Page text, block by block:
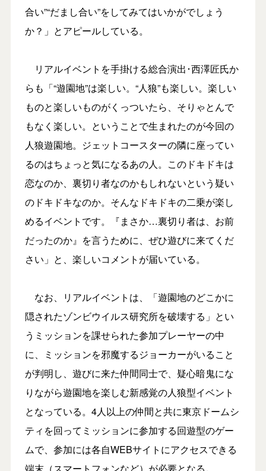
合い”“だまし合い”をしてみてはいかがでしょう
か？」とアピールしている。
リアルイベントを手掛ける総合演出･西澤匠氏か
らも「“遊園地”は楽しい。“人狼”も楽しい。楽しい
ものと楽しいものがくっついたら、そりゃとんで
もなく楽しい。ということで生まれたのが今回の
人狼遊園地。ジェットコースターの隣に座ってい
るのはちょっと気になるあの人。このドキドキは
恋なのか、裏切り者なのかもしれないという疑い
のドキドキなのか。そんなドキドキの二乗が楽し
めるイベントです。『まさか…裏切り者は、お前
だったのか』を言うために、ぜひ遊びに来てくだ
さい」と、楽しいコメントが届いている。
なお、リアルイベントは、「遊園地のどこかに
隠されたゾンビウイルス研究所を破壊する」とい
うミッションを課せられた参加プレーヤーの中
に、ミッションを邪魔するジョーカーがいること
が判明し、遊びに来た仲間同士で、疑心暗鬼にな
りながら遊園地を楽しむ新感覚の人狼型イベント
となっている。4人以上の仲間と共に東京ドームシ
ティを回ってミッションに参加する回遊型のゲー
ムで、参加には各自WEBサイトにアクセスできる
端末（スマートフォンなど）が必要となる。